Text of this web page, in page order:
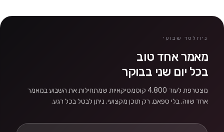
ניוזלטר שבועי
מאמר אחד טוב
בכל יום שני בבוקר
מצטרפת לעוד 4,800 קוסמטיקאיות שמתחילות את השבוע במאמר
אחד שווה. בלי ספאם, רק תוכן מקצועי. ניתן לבטל בכל רגע.